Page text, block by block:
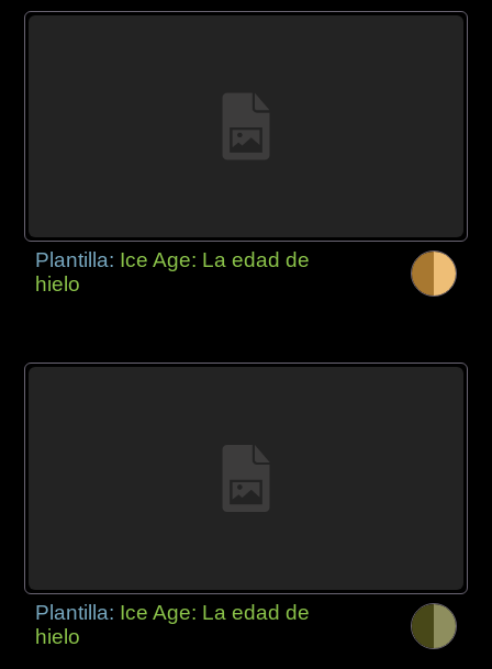
Plantilla: Ice Age: La edad de
hielo
Plantilla: Ice Age: La edad de
hielo